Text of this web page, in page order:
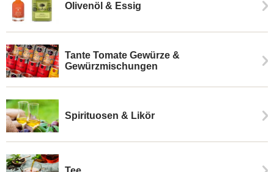
Olivenöl & Essig
Tante Tomate Gewürze &
Gewürzmischungen
Spirituosen & Likör